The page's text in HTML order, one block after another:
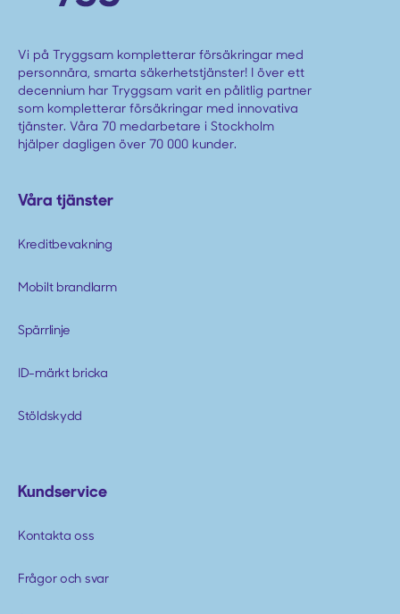
Vi på Tryggsam kompletterar försäkringar med
personnära, smarta säkerhetstjänster! I över ett
decennium har Tryggsam varit en pålitlig partner
som kompletterar försäkringar med innovativa
tjänster. Våra 70 medarbetare i Stockholm
hjälper dagligen över 70 000 kunder.
Våra tjänster
Kreditbevakning
Mobilt brandlarm
Spärrlinje
ID-märkt bricka
Stöldskydd
Kundservice
Kontakta oss
Frågor och svar